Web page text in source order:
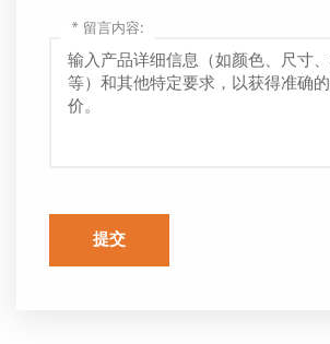
* 留言内容:
提交